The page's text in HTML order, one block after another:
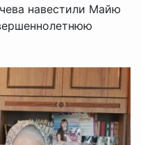
навестили Майю